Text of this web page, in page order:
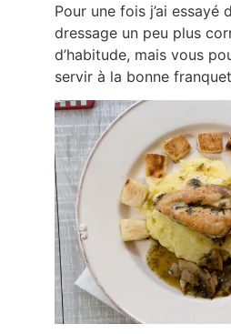
Pour une fois j’ai essayé
dressage un peu plus
d’habitude, mais vous
servir à la bonne